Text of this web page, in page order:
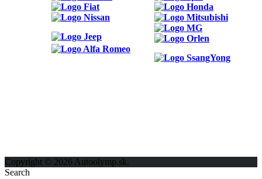
Copyright © 2026 Autoolymp.sk.
Search